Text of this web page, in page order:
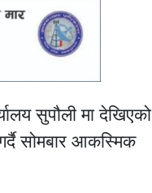
सुपौली मा देखिएको
सोमबार आकस्मिक